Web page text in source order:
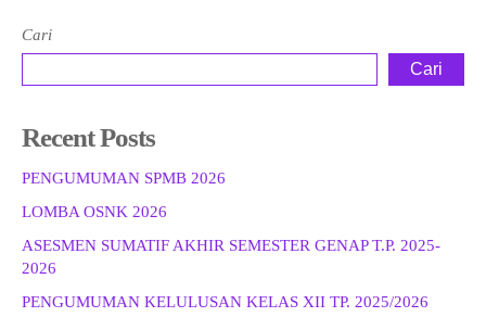
Cari
Cari
Recent Posts
PENGUMUMAN SPMB 2026
LOMBA OSNK 2026
ASESMEN SUMATIF AKHIR SEMESTER GENAP T.P. 2025-
2026
PENGUMUMAN KELULUSAN KELAS XII TP. 2025/2026